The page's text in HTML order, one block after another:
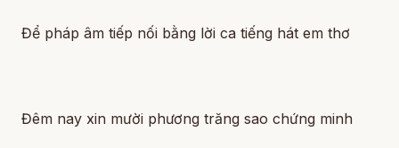
Để pháp âm tiếp nối bằng lời ca tiếng hát em thơ
Đêm nay xin mười phương trăng sao chứng minh